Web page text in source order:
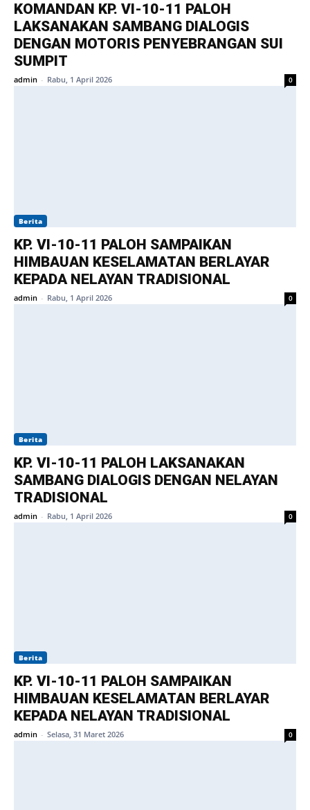
KOMANDAN KP. VI-10-11 PALOH
LAKSANAKAN SAMBANG DIALOGIS
DENGAN MOTORIS PENYEBRANGAN SUI
SUMPIT
admin - Rabu, 1 April 2026 0
Berita
KP. VI-10-11 PALOH SAMPAIKAN
HIMBAUAN KESELAMATAN BERLAYAR
KEPADA NELAYAN TRADISIONAL
admin - Rabu, 1 April 2026 0
Berita
KP. VI-10-11 PALOH LAKSANAKAN
SAMBANG DIALOGIS DENGAN NELAYAN
TRADISIONAL
admin - Rabu, 1 April 2026 0
Berita
KP. VI-10-11 PALOH SAMPAIKAN
HIMBAUAN KESELAMATAN BERLAYAR
KEPADA NELAYAN TRADISIONAL
admin - Selasa, 31 Maret 2026 0